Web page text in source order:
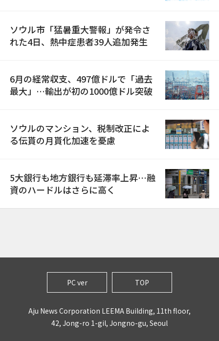
ソウル市「猛暑重大警報」が発令さ
れた4日、熱中症患者39人追加発生
6月の経常収支、497億ドルで「過去
最大」…輸出が初の1000億ドル突破
ソウルのマンション、税制改正によ
る伝貰の月貰化加速を憂慮
5大銀行も地方銀行も延滞率上昇…融
資のハードルはさらに高く
PC ver TOP
Aju News Corporation LEEMA Building, 11th floor,
42, Jong-ro 1-gil, Jongno-gu, Seoul